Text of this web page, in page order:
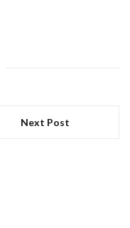
Next Post